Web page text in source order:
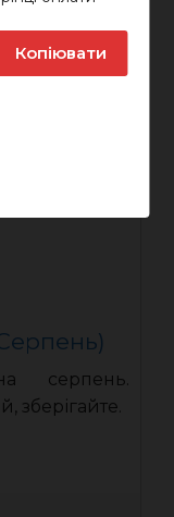
серпень.
зберігайте.
Копіювати